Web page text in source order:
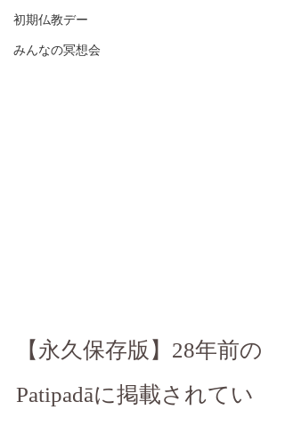
初期仏教デー
みんなの冥想会
【永久保存版】28年前の
Patipadāに掲載されてい